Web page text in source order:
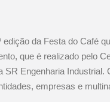
da Festa do Café
que é realizado pelo
Engenharia Industrial.
empresas e